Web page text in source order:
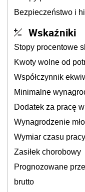
Bezpieczeństwo i
Wskaźniki
Stopy procentowe
Kwoty wolne od
Współczynnik
Minimalne
Dodatek za pracę
Wynagrodzenie
Wymiar czasu
Zasiłek chorobowy
Prognozowane
brutto